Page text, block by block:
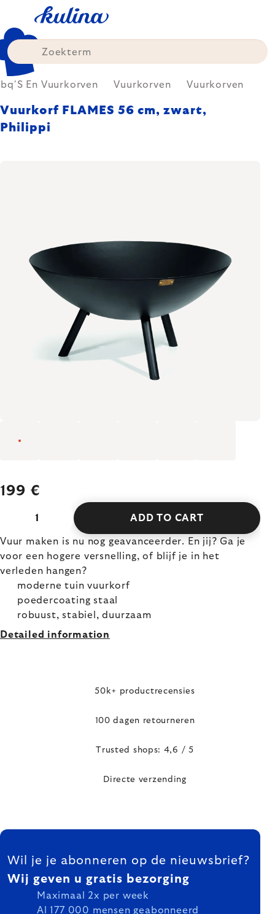
content
En Vuurkorven Vuurkorven Vuurkorven
Vuurkorf FLAMES 56 cm, zwart,
Philippi
199 €
ADD TO CART
Vuur maken is nu nog geavanceerder. En jij? Ga je
voor een hogere versnelling, of blijf je in het
verleden hangen?
moderne tuin vuurkorf
poedercoating staal
robuust, stabiel, duurzaam
Detailed information
50k+ productrecensies
100 dagen retourneren
Trusted shops: 4,6 / 5
Directe verzending
FOOTER
Wil je je abonneren op de nieuwsbrief?
Wij geven u gratis bezorging
Maximaal 2x per week
Al 177 000 mensen geabonneerd